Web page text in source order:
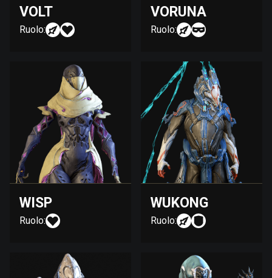
VOLT
Ruolo:
VORUNA
Ruolo:
WISP
Ruolo:
WUKONG
Ruolo: